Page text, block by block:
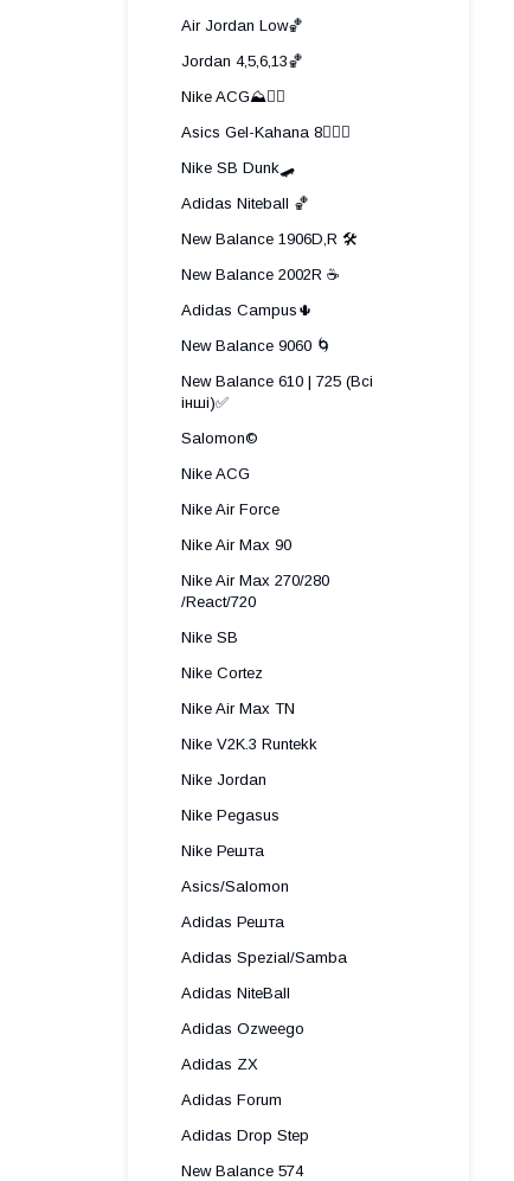
Air Jordan Low🏀
Jordan 4,5,6,13🏀
Nike ACG⛰️🧗‍♀️
Asics Gel-Kahana 8🏃🏼‍♂️
Nike SB Dunk🛹
Adidas Niteball 🏀
New Balance 1906D,R 🛠️
New Balance 2002R ☕
Adidas Campus🌵
New Balance 9060 🌀
New Balance 610 | 725 (Всі
інші)✅
Salomon©️
Nike ACG
Nike Air Force
Nike Air Max 90
Nike Air Max 270/280
/React/720
Nike SB
Nike Cortez
Nike Air Max TN
Nike V2K.3 Runtekk
Nike Jordan
Nike Pegasus
Nike Решта
Asics/Salomon
Adidas Решта
Adidas Spezial/Samba
Adidas NiteBall
Adidas Ozweego
Adidas ZX
Adidas Forum
Adidas Drop Step
New Balance 574